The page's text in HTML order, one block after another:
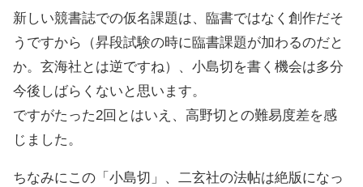
新しい競書誌での仮名課題は、臨書ではなく創作だそ
うですから（昇段試験の時に臨書課題が加わるのだと
か。玄海社とは逆ですね）、小島切を書く機会は多分
今後しばらくないと思います。
ですがたった2回とはいえ、高野切との難易度差を感
じました。
ちなみにこの「小島切」、二玄社の法帖は絶版になっ